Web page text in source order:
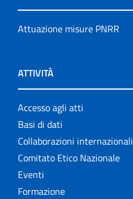
Attuazione misure PNRR
ATTIVITÀ
Accesso agli atti
Basi di dati
Collaborazioni internazionali
Comitato Etico Nazionale
Eventi
Formazione